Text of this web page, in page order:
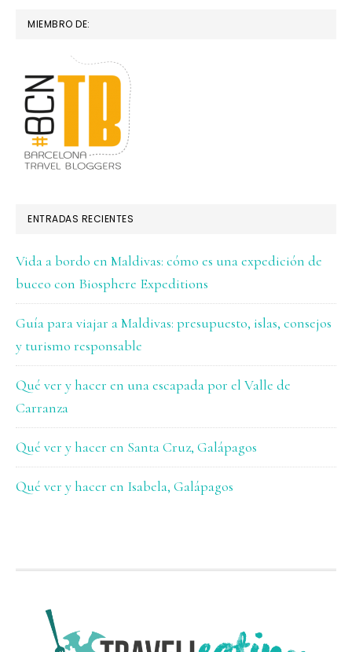
MIEMBRO DE:
ENTRADAS RECIENTES
Vida a bordo en Maldivas: cómo es una expedición de
buceo con Biosphere Expeditions
Guía para viajar a Maldivas: presupuesto, islas, consejos
y turismo responsable
Qué ver y hacer en una escapada por el Valle de
Carranza
Qué ver y hacer en Santa Cruz, Galápagos
Qué ver y hacer en Isabela, Galápagos
FOOTER